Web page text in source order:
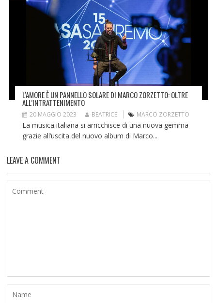
L’AMORE È UN PANNELLO SOLARE DI MARCO ZORZETTO: OLTRE
ALL’INTRATTENIMENTO
20 MAGGIO 2023 BEATRICE MARCO ZORZETTO
La musica italiana si arricchisce di una nuova gemma
grazie all’uscita del nuovo album di Marco...
LEAVE A COMMENT